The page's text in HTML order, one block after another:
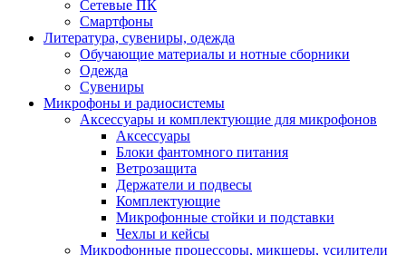
Сетевые ПК
Смартфоны
Литература, сувениры, одежда
Обучающие материалы и нотные сборники
Одежда
Сувениры
Микрофоны и радиосистемы
Аксессуары и комплектующие для микрофонов
Аксессуары
Блоки фантомного питания
Ветрозащита
Держатели и подвесы
Комплектующие
Микрофонные стойки и подставки
Чехлы и кейсы
Микрофонные процессоры, микшеры, усилители